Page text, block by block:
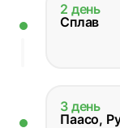
2 день
Сплав
3 день
Паасо,